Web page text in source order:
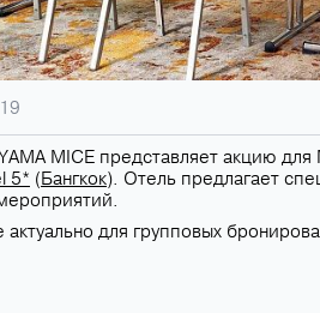
MICE представляет акцию для
5* (Бангкок). Отель предлагает
для групповых